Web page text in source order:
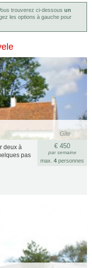
trouverez ci-dessous un
les options à gauche pour
Gîte
€ 450
par semaine
max. 4 personnes
deux à
pas